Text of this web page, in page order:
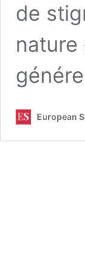
de
European